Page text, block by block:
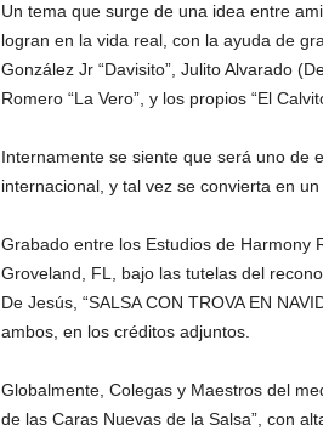
Un tema que surge de una idea entre
logran en la vida real, con la ayuda de
González Jr “Davisito”, Julito Alvarado
Romero “La Vero”, y los propios “El
Internamente se siente que será uno de
internacional, y tal vez se convierta en
Grabado entre los Estudios de Harmony
Groveland, FL, bajo las tutelas del
De Jesús, “SALSA CON TROVA EN
ambos, en los créditos adjuntos.
Globalmente, Colegas y Maestros del
de las Caras Nuevas de la Salsa”, con